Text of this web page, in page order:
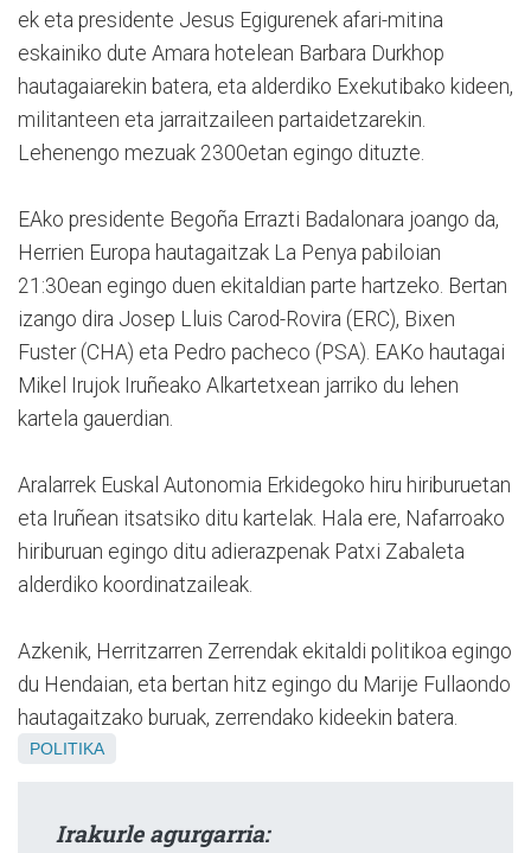
ek eta presidente Jesus Egigurenek afari-mitina
eskainiko dute Amara hotelean Barbara Durkhop
hautagaiarekin batera, eta alderdiko Exekutibako kideen,
militanteen eta jarraitzaileen partaidetzarekin.
Lehenengo mezuak 2300etan egingo dituzte.
EAko presidente Begoña Errazti Badalonara joango da,
Herrien Europa hautagaitzak La Penya pabiloian
21:30ean egingo duen ekitaldian parte hartzeko. Bertan
izango dira Josep Lluis Carod-Rovira (ERC), Bixen
Fuster (CHA) eta Pedro pacheco (PSA). EAKo hautagai
Mikel Irujok Iruñeako Alkartetxean jarriko du lehen
kartela gauerdian.
Aralarrek Euskal Autonomia Erkidegoko hiru hiriburuetan
eta Iruñean itsatsiko ditu kartelak. Hala ere, Nafarroako
hiriburuan egingo ditu adierazpenak Patxi Zabaleta
alderdiko koordinatzaileak.
Azkenik, Herritzarren Zerrendak ekitaldi politikoa egingo
du Hendaian, eta bertan hitz egingo du Marije Fullaondo
hautagaitzako buruak, zerrendako kideekin batera.
POLITIKA
Irakurle agurgarria: